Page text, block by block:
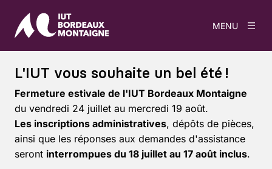
MENU
L'IUT vous souhaite un bel été !
Fermeture estivale de l'IUT Bordeaux Montaigne
du vendredi 24 juillet au mercredi 19 août.
Les inscriptions administratives, dépôts de pièces,
ainsi que les réponses aux demandes d'assistance
seront interrompues du 18 juillet au 17 août inclus.